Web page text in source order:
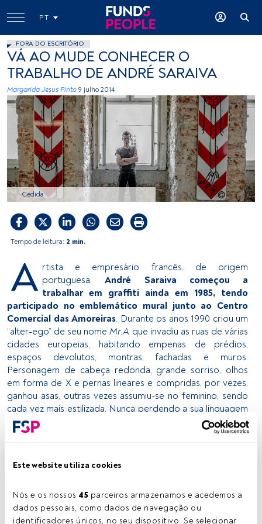
Este website utiliza cookies
Nós e os nossos 45 parceiros armazenamos e acedemos a
dados pessoais, como dados de navegação ou
identificadores únicos, no seu dispositivo. Se selecionar
PT
FORA DO ESCRITÓRIO
VÁ AO MUDE CONHECER O
TRABALHO DE ANDRÉ SARAIVA
Margarida Jesus Pinto 9 julho 2014
Cedida
Tempo de leitura: 2 min.
A rtista e empresário francês, de origem
portuguesa,André Saraiva começou a
trabalhar em graffiti ainda em 1985, tendo
participado no emblemático mural junto ao Centro
Comercial das Amoreiras. Durante os anos 1990 criou um
“alter-ego” de seu nomeMr.A que invadiu as ruas de várias
cidades europeias, habitando empenas de prédios,
espaços devolutos, montras, fachadas e muros.
Personagem de cabeça redonda, grande sorriso, olhos
em forma de X e pernas lineares e compridas, por vezes,
ganhou asas, outras vezes assumiu-se no feminino, sendo
cada vez mais estilizada. Nunca perdendo a sua linguagem
gráfica de origem,
André Saraiva tem vindo a explorar
outros territórios artísticos
, nomeadamente a
revista
L’Officiel Hommes
André Saraiva é na atualidade uma das figuras cimeiras do
grafitti mundial e um artista global para quem a arte é um
bem de consumo, entretenimento e prazer. Proprietário